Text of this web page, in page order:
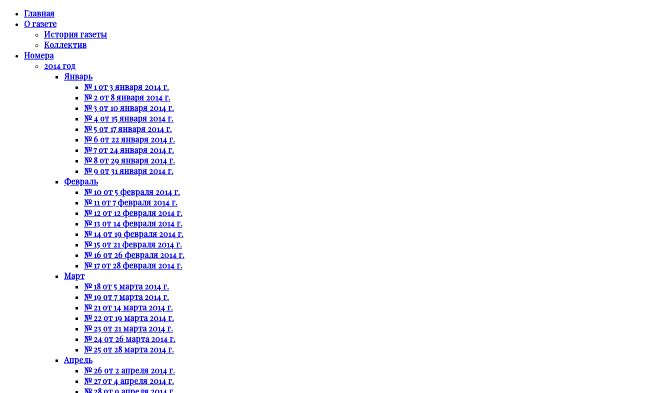
Главная
О газете
История газеты
Коллектив
Номера
2014 год
Январь
№ 1 от 3 января 2014 г.
№ 2 от 8 января 2014 г.
№ 3 от 10 января 2014 г.
№ 4 от 15 января 2014 г.
№ 5 от 17 января 2014 г.
№ 6 от 22 января 2014 г.
№ 7 от 24 января 2014 г.
№ 8 от 29 января 2014 г.
№ 9 от 31 января 2014 г.
Февраль
№ 10 от 5 февраля 2014 г.
№ 11 от 7 февраля 2014 г.
№ 12 от 12 февраля 2014 г.
№ 13 от 14 февраля 2014 г.
№ 14 от 19 февраля 2014 г.
№ 15 от 21 февраля 2014 г.
№ 16 от 26 февраля 2014 г.
№ 17 от 28 февраля 2014 г.
Март
№ 18 от 5 марта 2014 г.
№ 19 от 7 марта 2014 г.
№ 21 от 14 марта 2014 г.
№ 22 от 19 марта 2014 г.
№ 23 от 21 марта 2014 г.
№ 24 от 26 марта 2014 г.
№ 25 от 28 марта 2014 г.
Апрель
№ 26 от 2 апреля 2014 г.
№ 27 от 4 апреля 2014 г.